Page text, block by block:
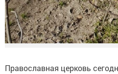
Православная церковь